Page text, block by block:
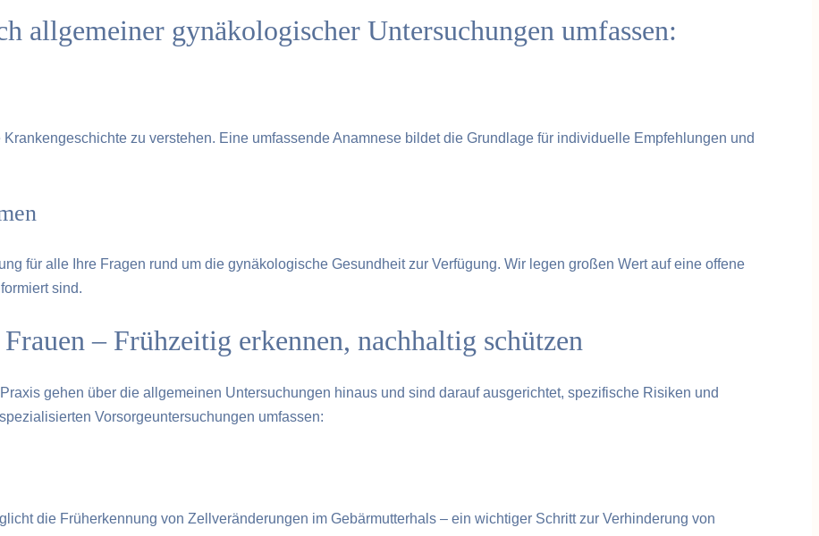
allgemeiner gynäkologischer Untersuchungen umfassen:
zu verstehen. Eine umfassende Anamnese bildet die Grundlage für individuelle Empfehlungen und
für alle Ihre Fragen rund um die gynäkologische Gesundheit zur Verfügung. Wir legen großen Wert auf eine offene
sind.
– Frühzeitig erkennen, nachhaltig schützen
gehen über die allgemeinen Untersuchungen hinaus und sind darauf ausgerichtet, spezifische Risiken und
Vorsorgeuntersuchungen umfassen:
die Früherkennung von Zellveränderungen im Gebärmutterhals – ein wichtiger Schritt zur Verhinderung von